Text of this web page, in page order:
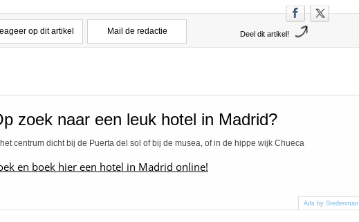
op dit artikel Mail de redactie Deel dit artikel!
zoek naar een leuk hotel in Madrid?
het centrum dicht bij de Puerta del sol of bij de musea, of in de hippe wijk Chueca
en boek hier een hotel in Madrid online!
Ads by Stedenman